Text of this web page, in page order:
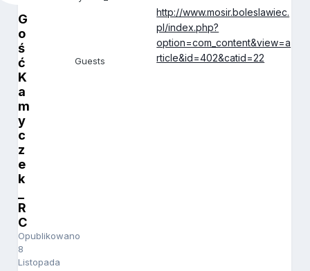
G
o
ś
ć
K
a
m
y
c
z
e
k
R
C
Opublikowano
8
Listopada
Guests
http://www.mosir.boleslawiec.
pl/index.php?
option=com_content&view=a
rticle&id=402&catid=22